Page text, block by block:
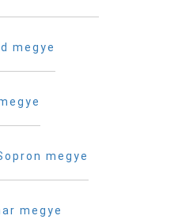
megye
megye
megye